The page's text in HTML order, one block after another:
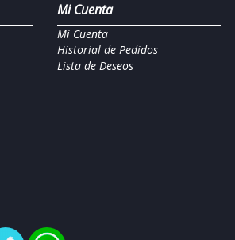
Mi Cuenta
Mi Cuenta
Historial de Pedidos
Lista de Deseos